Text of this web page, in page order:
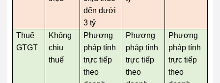
đến dưới
3 tỷ
Thuế
GTGT
Không
chịu
thuế
Phương
pháp tính
trực tiếp
theo
Phương
pháp tính
trực tiếp
theo
Phương
pháp tính
trực tiếp
theo